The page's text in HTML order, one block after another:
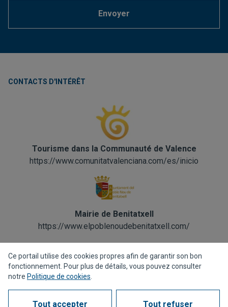
Envoyer
CONTACTS D'INTÉRÊT
Tourisme dans la Communauté de Valence
https://www.comunitatvalenciana.com/es/inicio
Mairie de Benitatxell
https://www.elpoblenoudebenitatxell.com/
Politique de confidentialité Politique de cookies
Ce portail utilise des cookies propres afin de garantir son bon
fonctionnement. Pour plus de détails, vous pouvez consulter
notre Politique de cookies
Tout accepter Tout refuser